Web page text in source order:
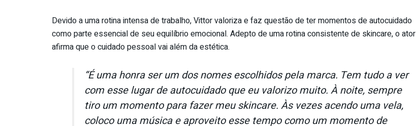
Devido a uma rotina intensa de trabalho,Vittorvaloriza e faz questão de ter momentos de autocuidado
como parte essencial de seu equilíbrio emocional. Adepto de uma rotina consistente de skincare, o ator
afirma que o cuidado pessoal vai além da estética.
“É uma honra ser um dos nomes escolhidos pela marca. Tem tudo a ver
com esse lugar de autocuidado que eu valorizo muito. À noite, sempre
tiro um momento para fazer meu skincare. Às vezes acendo uma vela,
coloco uma música e aproveito esse tempo como um momento de